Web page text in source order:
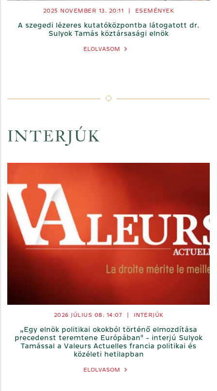
2025 NOVEMBER 13. 20:11 ESEMÉNYEK
A szegedi lézeres kutatóközpontba látogatott dr.
Sulyok Tamás köztársasági elnök
ELOLVASOM
INTERJÚK
2026 JÚLIUS 08. 14:07 INTERJÚK
„Egy elnök politikai okokból történő elmozdítása
precedenst teremtene Európában" - interjú Sulyok
Tamással a Valeurs Actuelles francia politikai és
közéleti hetilapban
ELOLVASOM